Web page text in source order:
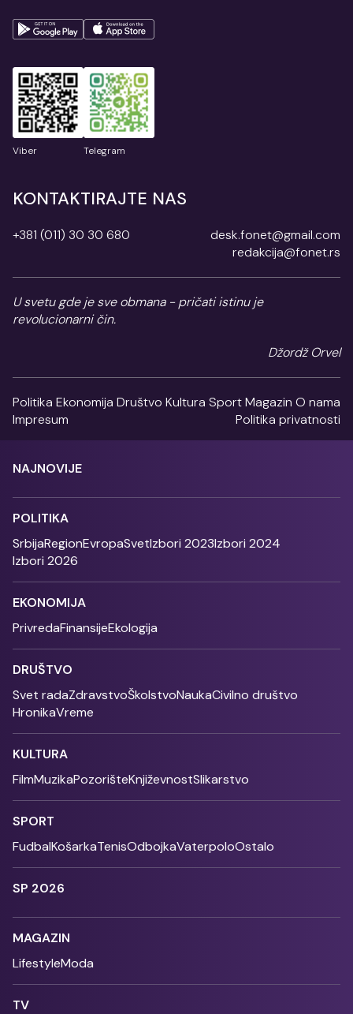
Viber Telegram
KONTAKTIRAJTE NAS
+381 (011) 30 30 680
desk.fonet@gmail.com
redakcija@fonet.rs
U svetu gde je sve obmana - pričati istinu je
revolucionarni čin.
Džordž Orvel
Politika Ekonomija Društvo Kultura SportMagazin O nama
Impresum
Politika privatnosti
NAJNOVIJE
POLITIKA
SrbijaRegionEvropaSvetIzbori 2023Izbori 2024
Izbori 2026
EKONOMIJA
PrivredaFinansijeEkologija
DRUŠTVO
Svet radaZdravstvoŠkolstvoNaukaCivilno društvo
HronikaVreme
KULTURA
FilmMuzikaPozorišteKnjiževnostSlikarstvo
SPORT
FudbalKošarkaTenisOdbojkaVaterpoloOstalo
SP 2026
MAGAZIN
LifestyleModa
TV